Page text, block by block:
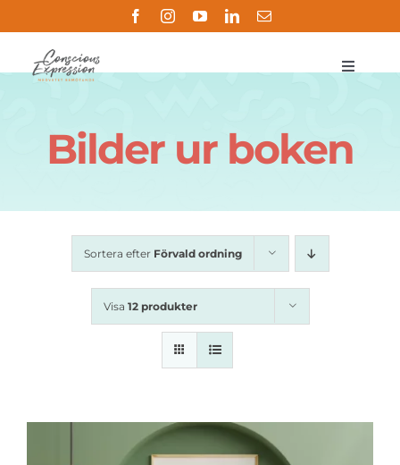
till
innehållet
Toggle
Metoden
Referenser
Cart
Bilder ur boken
Sortera efter Förvald ordning
Visa 12 produkter